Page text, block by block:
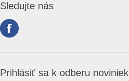
Sledujte nás
Prihlásiť sa k odberu noviniek